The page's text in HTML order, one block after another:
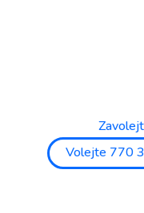
Volejte 770